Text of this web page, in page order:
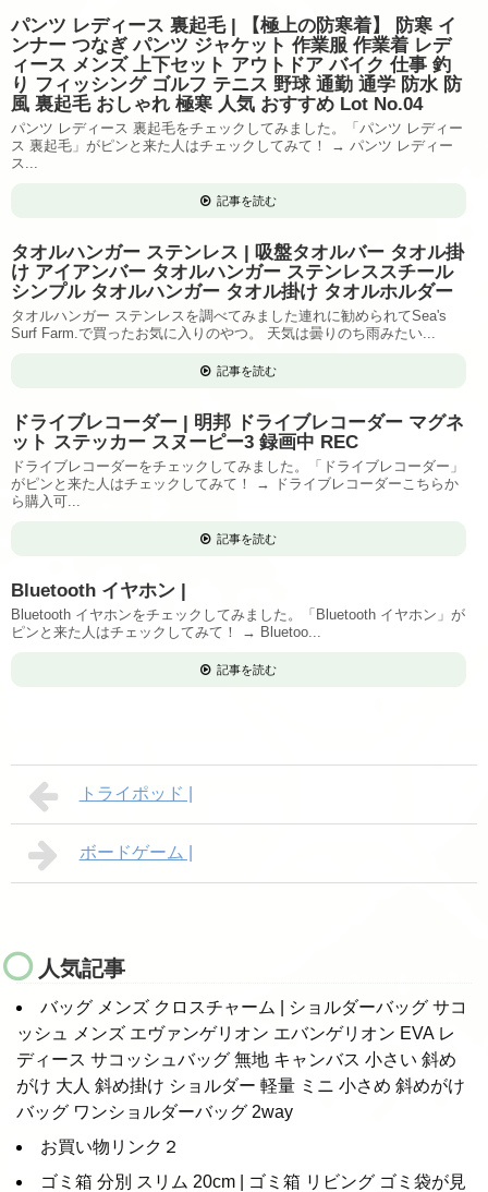
パンツ レディース 裏起毛 | 【極上の防寒着】 防寒 イ
ンナー つなぎ パンツ ジャケット 作業服 作業着 レデ
ィース メンズ 上下セット アウトドア バイク 仕事 釣
り フィッシング ゴルフ テニス 野球 通勤 通学 防水 防
風 裏起毛 おしゃれ 極寒 人気 おすすめ Lot No.04
パンツ レディース 裏起毛をチェックしてみました。「パンツ レディー
ス 裏起毛」がピンと来た人はチェックしてみて！ → パンツ レディー
ス...
記事を読む
タオルハンガー ステンレス | 吸盤タオルバー タオル掛
け アイアンバー タオルハンガー ステンレススチール
シンプル タオルハンガー タオル掛け タオルホルダー
タオルハンガー ステンレスを調べてみました連れに勧められてSea's
Surf Farm.で買ったお気に入りのやつ。 天気は曇りのち雨みたい...
記事を読む
ドライブレコーダー | 明邦 ドライブレコーダー マグネ
ット ステッカー スヌーピー3 録画中 REC
ドライブレコーダーをチェックしてみました。「ドライブレコーダー」
がピンと来た人はチェックしてみて！ → ドライブレコーダーこちらか
ら購入可...
記事を読む
Bluetooth イヤホン |
Bluetooth イヤホンをチェックしてみました。「Bluetooth イヤホン」が
ピンと来た人はチェックしてみて！ → Bluetoo...
記事を読む
トライポッド |
ボードゲーム |
人気記事
バッグ メンズ クロスチャーム | ショルダーバッグ サコ
ッシュ メンズ エヴァンゲリオン エバンゲリオン EVA レ
ディース サコッシュバッグ 無地 キャンバス 小さい 斜め
がけ 大人 斜め掛け ショルダー 軽量 ミニ 小さめ 斜めがけ
バッグ ワンショルダーバッグ 2way
お買い物リンク２
ゴミ箱 分別 スリム 20cm | ゴミ箱 リビング ゴミ袋が見